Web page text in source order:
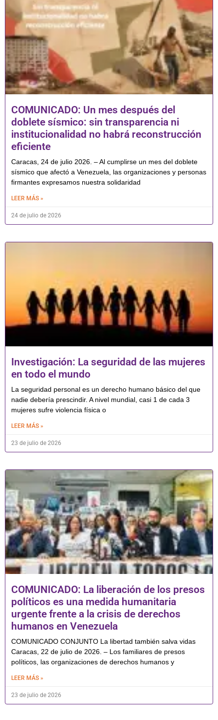
COMUNICADO: Un mes después del
doblete sísmico: sin transparencia ni
institucionalidad no habrá reconstrucción
eficiente
Caracas, 24 de julio 2026. – Al cumplirse un mes del doblete
sísmico que afectó a Venezuela, las organizaciones y personas
firmantes expresamos nuestra solidaridad
LEER MÁS »
24 de julio de 2026
Investigación: La seguridad de las mujeres
en todo el mundo
La seguridad personal es un derecho humano básico del que
nadie debería prescindir. A nivel mundial, casi 1 de cada 3
mujeres sufre violencia física o
LEER MÁS »
23 de julio de 2026
COMUNICADO: La liberación de los presos
políticos es una medida humanitaria
urgente frente a la crisis de derechos
humanos en Venezuela
COMUNICADO CONJUNTO La libertad también salva vidas
Caracas, 22 de julio de 2026. – Los familiares de presos
políticos, las organizaciones de derechos humanos y
LEER MÁS »
23 de julio de 2026